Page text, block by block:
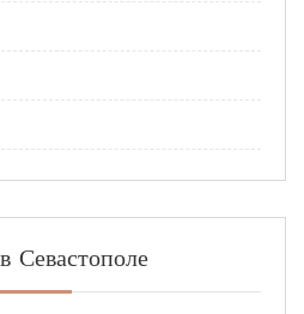
Севастополе